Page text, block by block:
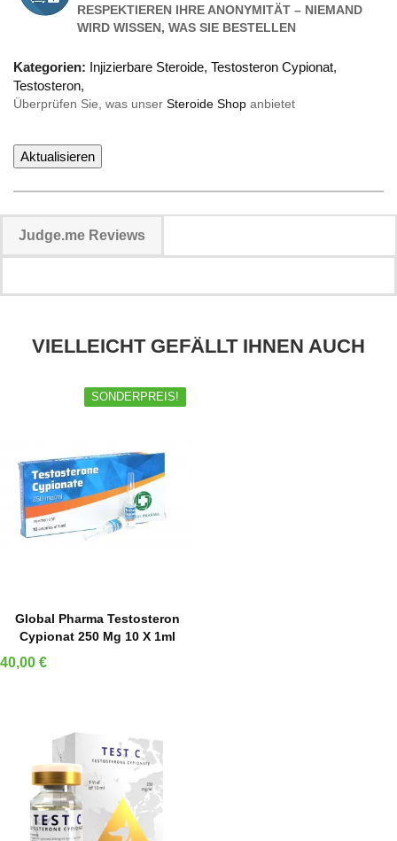
RESPEKTIEREN IHRE ANONYMITÄT – NIEMAND
WIRD WISSEN, WAS SIE BESTELLEN
Kategorien: Injizierbare Steroide, Testosteron Cypionat,
Testosteron,
Überprüfen Sie, was unser Steroide Shop anbietet
Judge.me Reviews
VIELLEICHT GEFÄLLT IHNEN AUCH
SONDERPREIS!
IN DEN WARENKORB
Global Pharma Testosteron
Cypionat 250 Mg 10 X 1ml
Preis
40,00 €